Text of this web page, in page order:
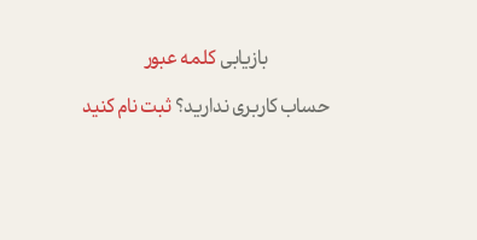
بازیابیکلمه عبور
حساب کاربری ندارید؟ثبت نام کنید